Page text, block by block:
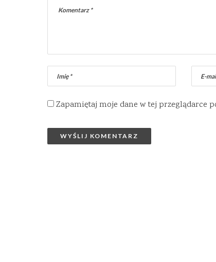
Zapamiętaj moje dane w tej przeglądarce